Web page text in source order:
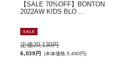
【SALE 70%OFF】BONTON
2022AW KIDS BLO …
定価20,130円
6,039円 (本体価格:5,490円)